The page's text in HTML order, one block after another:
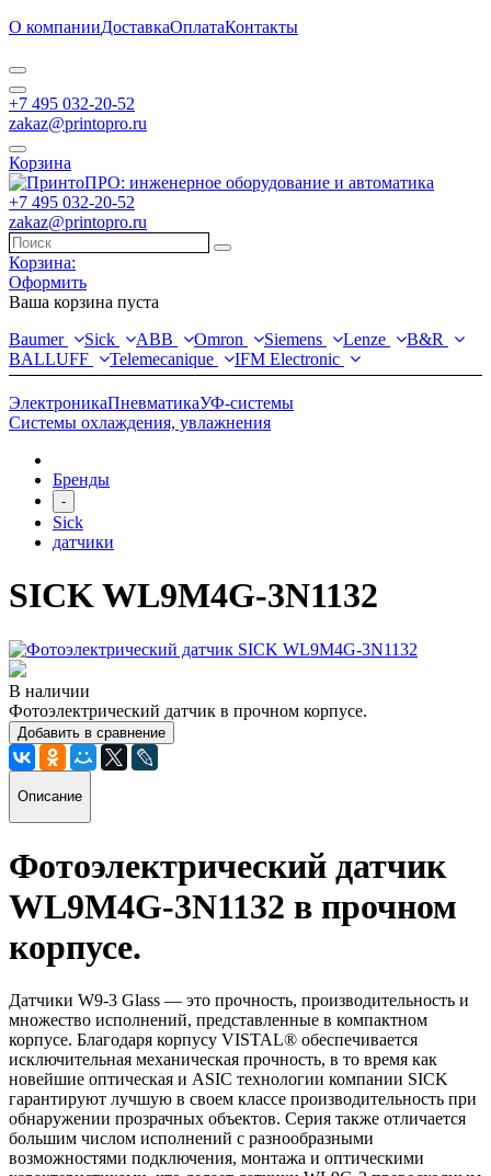
О компанииДоставкаОплатаКонтакты
+7 495 032-20-52
zakaz@printopro.ru
Корзина
+7 495 032-20-52
zakaz@printopro.ru
Корзина:
Оформить
Ваша корзина пуста
Baumer
Sick ABB Omron Siemens Lenze
B&R
BALLUFF
Telemecanique IFM Electronic
ЭлектроникаПневматикаУФ-системы
Системы охлаждения, увлажнения
Бренды
-
Sick
датчики
SICK WL9M4G-3N1132
В наличии
Фотоэлектрический датчик в прочном корпусе.
Добавить в сравнение
Описание
Фотоэлектрический датчик
WL9M4G-3N1132 в прочном
корпусе.
Датчики W9-3 Glass — это прочность, производительность и
множество исполнений, представленные в компактном
корпусе. Благодаря корпусу VISTAL® обеспечивается
исключительная механическая прочность, в то время как
новейшие оптическая и ASIC технологии компании SICK
гарантируют лучшую в своем классе производительность при
обнаружении прозрачных объектов. Серия также отличается
большим числом исполнений с разнообразными
возможностями подключения, монтажа и оптическими